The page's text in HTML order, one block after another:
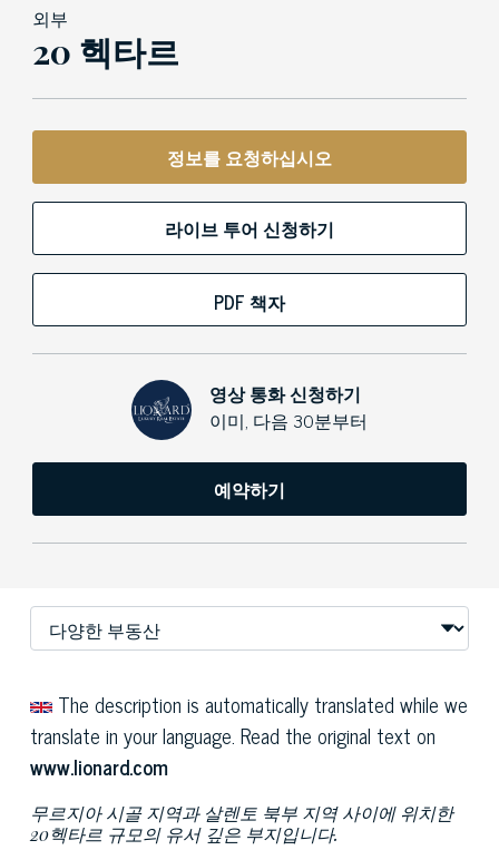
외부
20 헥타르
정보를 요청하십시오
라이브 투어 신청하기
PDF 책자
영상 통화 신청하기
이미, 다음 30분부터
예약하기
The description is automatically translated while we
translate in your language. Read the original text on
www.lionard.com
무르지아 시골 지역과 살렌토 북부 지역 사이에 위치한
20헥타르 규모의 유서 깊은 부지입니다.